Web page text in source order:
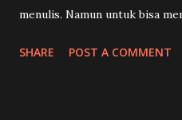
menulis. Namun untuk bisa
teknik khusus. Dalam dunia
SHARE POST A COMMENT